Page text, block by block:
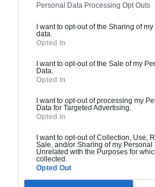
Personal Data Processing Opt Outs
I want to opt-out of the Sharing of
data.
Opted In
I want to opt-out of the Sale of my
Data.
Opted In
I want to opt-out of processing my
Data for Targeted Advertising.
Opted In
I want to opt-out of Collection, Use,
Sale, and/or Sharing of my Personal
Unrelated with the Purposes for
collected.
Opted Out
Chiffrage estimatif pour :
standards. Construction en
en main" inclut le gros
oeuvre (cuisine, peinture,
piscine, jardin et
À partir
258